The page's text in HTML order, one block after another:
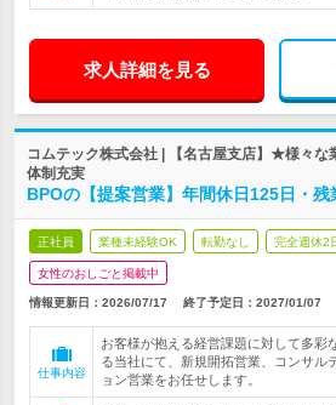
求人詳細を見る
コムテック株式会社 | 【名古屋支店】★様々
体制充実
BPOの【提案営業】年間休日125日・残
正社員 業種未経験OK 転勤なし 完全週休2
女性のおしごと掲載中
情報更新日：2026/07/17 終了予定日： 2027/01/07
仕事内容
お客様が抱える経営課題に対して多彩
る当社にて、新規開拓営業、コンサル
ョン営業をお任せします。